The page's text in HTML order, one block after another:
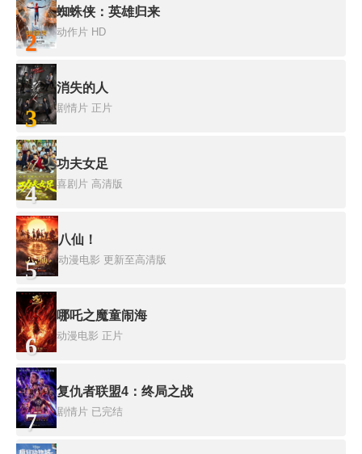
2
蜘蛛侠：英雄归来
动作片 HD
3
消失的人
剧情片 正片
4
功夫女足
喜剧片 高清版
5
八仙！
动漫电影 更新至高清版
6
哪吒之魔童闹海
动漫电影 正片
7
复仇者联盟4：终局之战
剧情片 已完结